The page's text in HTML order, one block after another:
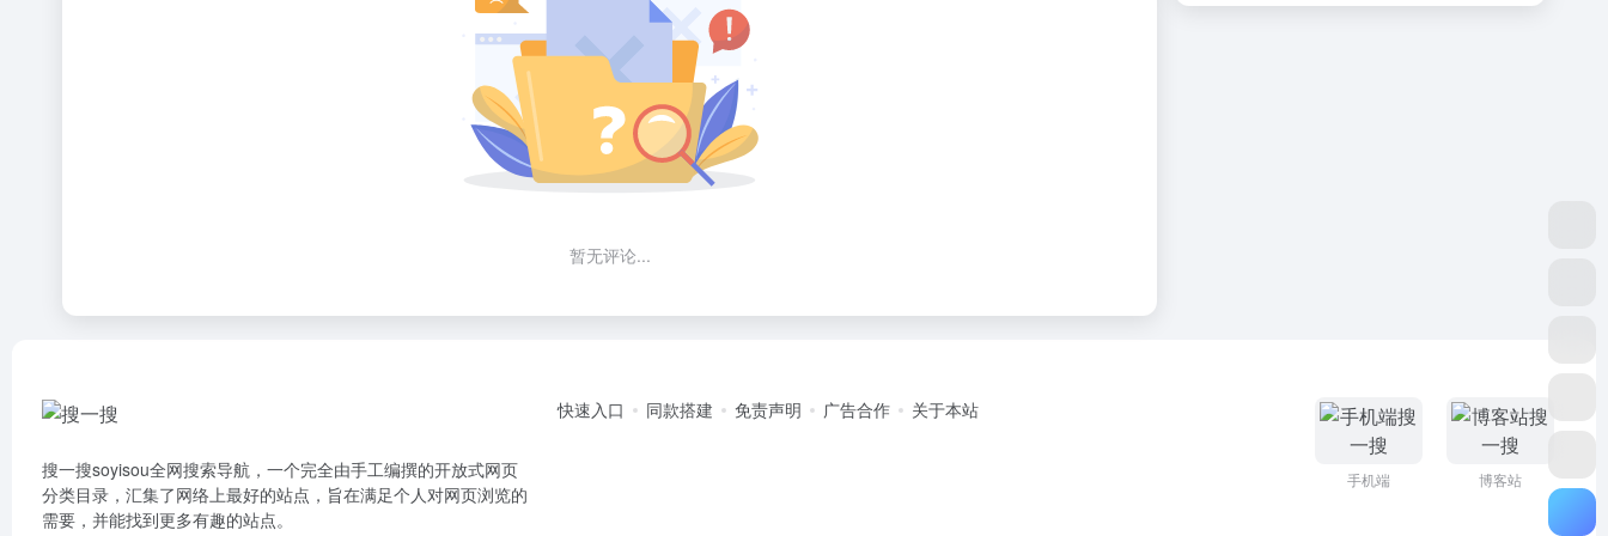
暂无评论...
搜一搜soyisou全网搜索导航，一个完全由手工编撰的开放式网页
分类目录，汇集了网络上最好的站点，旨在满足个人对网页浏览的
需要，并能找到更多有趣的站点。
快速入口 同款搭建 免责声明 广告合作 关于本站
手机端 博客站